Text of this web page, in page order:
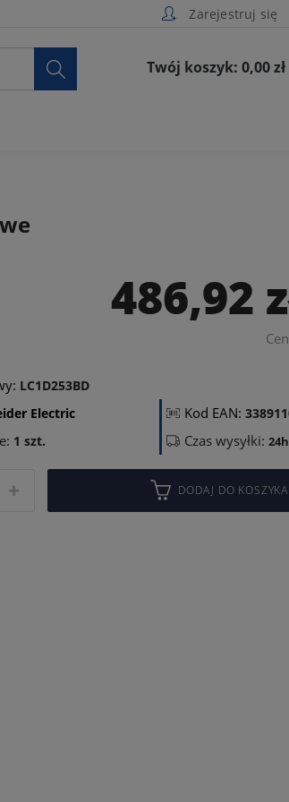
Zarejestruj się
Twój koszyk: 0,00 zł

486,92
LC1D253BD
Electric Kod EAN:
1 szt. Czas wysyłki:24h
DODAJ DO KOSZYKA